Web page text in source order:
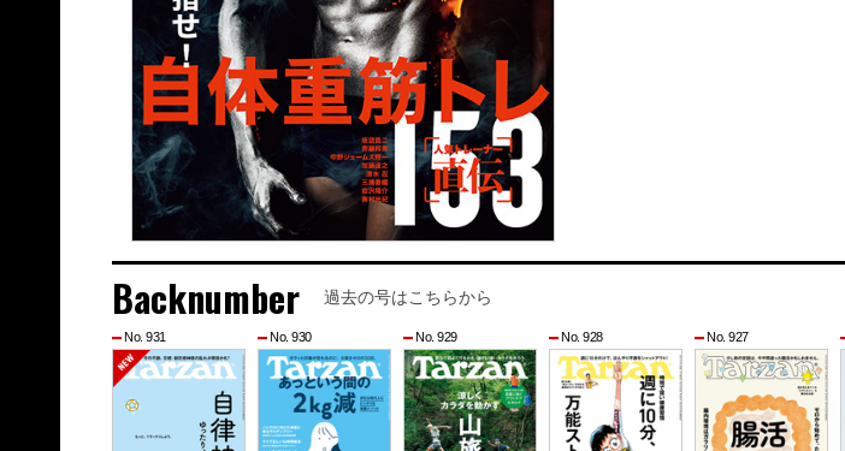
Backnumber 過去の号はこちらから
No. 931 No. 930 No. 929 No. 928 No. 927